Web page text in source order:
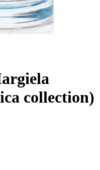
collection)